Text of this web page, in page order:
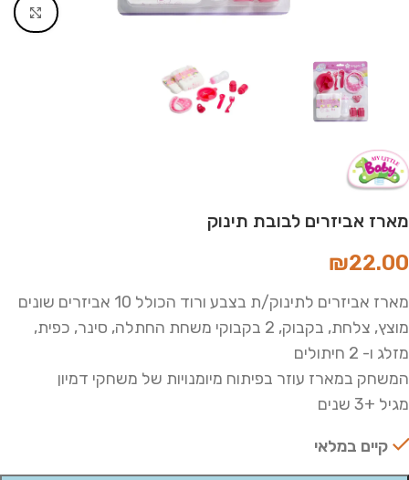
Click to enlarge
מארז אביזרים לבובת תינוק
₪22.00
מארז אביזרים לתינוק/ת בצבע ורוד הכולל 10 אביזרים שונים
מוצץ, צלחת, בקבוק, 2 בקבוקי משחת החתלה, סינר, כפית,
מזלג ו- 2 חיתולים
המשחק במארז עוזר בפיתוח מיומנויות של משחקי דמיון
מגיל +3 שנים
קיים במלאי